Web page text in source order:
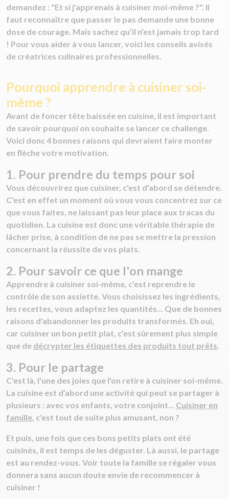
demandez : "Et si j'apprenais à cuisiner moi-même ?". Il
faut reconnaître que passer le pas demande une bonne
dose de courage. Mais sachez qu’il n’est jamais trop tard
! Pour vous aider à vous lancer, voici les conseils avisés
de créatrices culinaires professionnelles.
Pourquoi apprendre à cuisiner soi-
même ?
Avant de foncer tête baissée en cuisine, il est important
de savoir pourquoi on souhaite se lancer ce challenge.
Voici donc 4 bonnes raisons qui devraient faire monter
en flèche votre motivation.
1. Pour prendre du temps pour soi
Vous découvrirez que cuisiner, c'est d'abord se détendre.
C'est en effet un moment où vous vous concentrez sur ce
que vous faites, ne laissant pas leur place aux tracas du
quotidien. La cuisine est donc une véritable thérapie de
lâcher prise, à condition de ne pas se mettre la pression
concernant la réussite de vos plats.
2. Pour savoir ce que l'on mange
Apprendre à cuisiner soi-même, c'est reprendre le
contrôle de son assiette. Vous choisissez les ingrédients,
les recettes, vous adaptez les quantités... Que de bonnes
raisons d'abandonner les produits transformés. Eh oui,
car cuisiner un bon petit plat, c’est sûrement plus simple
que de décrypter les étiquettes des produits tout prêts
3. Pour le partage
C'est là, l'une des joies que l'on retire à cuisiner soi-même.
La cuisine est d’abord une activité qui peut se partager à
plusieurs : avec vos enfants, votre conjoint... Cuisiner en
famille , c'est tout de suite plus amusant, non ?
Et puis, une fois que ces bons petits plats ont été
cuisinés, il est temps de les déguster. Là aussi, le partage
est au rendez-vous. Voir toute la famille se régaler vous
donnera sans aucun doute envie de recommencer à
cuisiner !